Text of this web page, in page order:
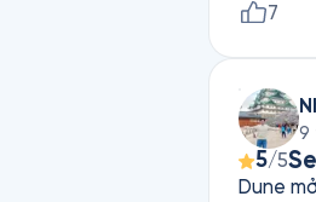
7
9
5/5
Dune